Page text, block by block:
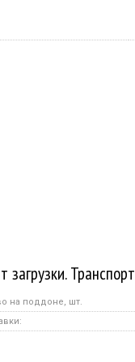
загрузки. Транспорт
на поддоне, шт.